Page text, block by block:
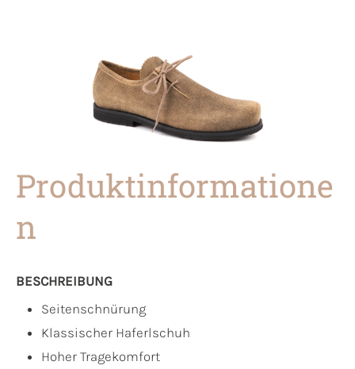
Produktinformatione
n
BESCHREIBUNG
Seitenschnürung
Klassischer Haferlschuh
Hoher Tragekomfort